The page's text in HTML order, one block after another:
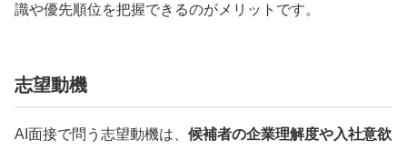
識や優先順位を把握できるのがメリットです。
志望動機
AI面接で問う志望動機は、 候補者の企業理解度や入社意欲